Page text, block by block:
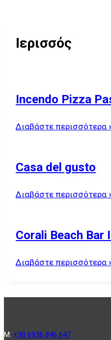
Ιερισσός
Incendo Pizza
Διαβάστε περισσότερα
Casa del gusto
Διαβάστε περισσότερα
Corali Beach Bar
Διαβάστε περισσότερα
Μ. +30 6936 846 647